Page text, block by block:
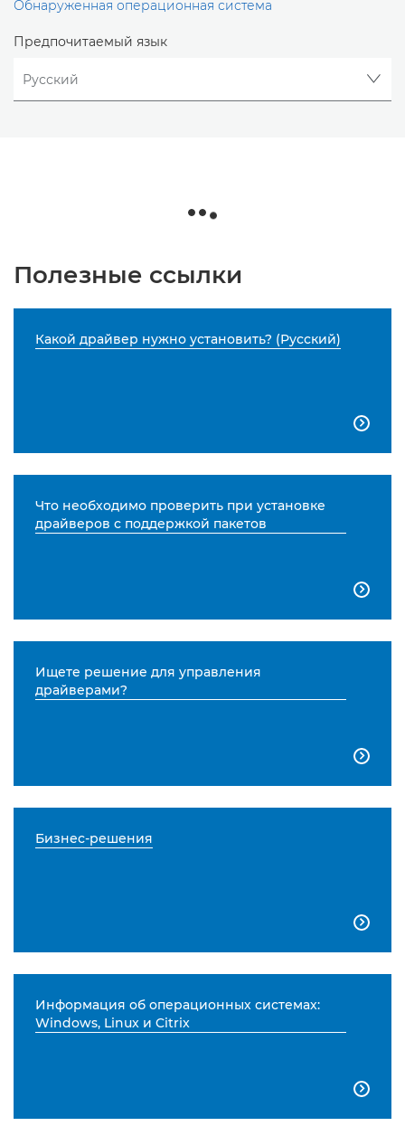
Обнаруженная операционная система
Предпочитаемый язык
Полезные ссылки
Какой драйвер нужно установить? (Русский)

Что необходимо проверить при установке
драйверов с поддержкой пакетов

Ищете решение для управления
драйверами?

Бизнес-решения

Информация об операционных системах:
Windows, Linux и Citrix
